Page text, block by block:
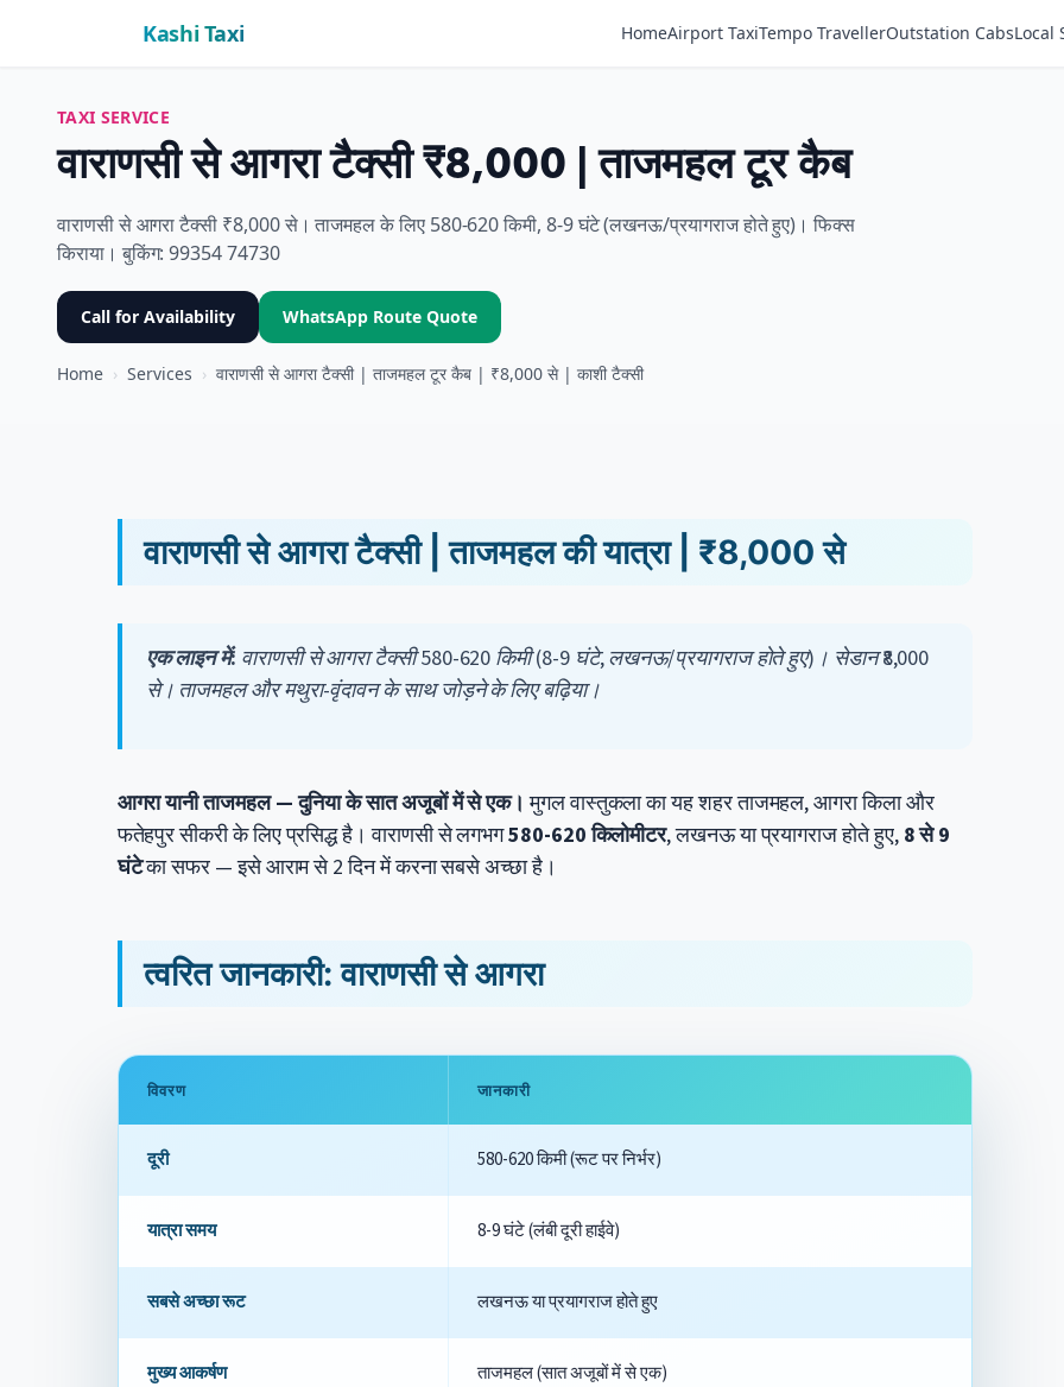
Kashi Taxi HomeAirport TaxiTempo TravellerOutstation CabsLocal
TAXI SERVICE
वाराणसी से आगरा टैक्सी ₹8,000 | ताजमहल टूर कैब
वाराणसी से आगरा टैक्सी ₹8,000 से। ताजमहल के लिए 580-620 किमी, 8-9 घंटे (लखनऊ/प्रयागराज होते हुए)। फिक्स
किराया। बुकिंग: 99354 74730
Call for Availability WhatsApp Route Quote
Home › Services › वाराणसी से आगरा टैक्सी | ताजमहल टूर कैब | ₹8,000 से | काशी टैक्सी
वाराणसी से आगरा टैक्सी | ताजमहल की यात्रा | ₹8,000 से
एक लाइन में:वाराणसी से आगरा टैक्सी 580-620 किमी (8-9 घंटे, लखनऊ/प्रयागराज होते हुए)। सेडान ₹8,000
से। ताजमहल और मथुरा-वृंदावन के साथ जोड़ने के लिए बढ़िया।
आगरा यानी ताजमहल — दुनिया के सात अजूबों में से एक। मुगल वास्तुकला का यह शहर ताजमहल, आगरा किला और
फतेहपुर सीकरी के लिए प्रसिद्ध है। वाराणसी से लगभग580-620 किलोमीटर, लखनऊ या प्रयागराज होते हुए, 8 से 9
घंटेका सफर — इसे आराम से 2 दिन में करना सबसे अच्छा है।
त्वरित जानकारी: वाराणसी से आगरा
विवरण जानकारी
दूरी 580-620 किमी (रूट पर निर्भर)
यात्रा समय 8-9 घंटे (लंबी दूरी हाईवे)
सबसे अच्छा रूट लखनऊ या प्रयागराज होते हुए
मुख्य आकर्षण ताजमहल (सात अजूबों में से एक)